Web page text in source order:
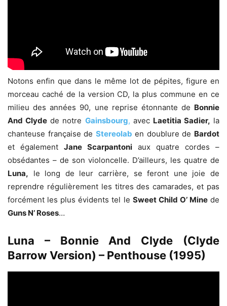
Notons enfin que dans le même lot de pépites, figure en
morceau caché de la version CD, la plus commune en ce
milieu des années 90, une reprise étonnante de Bonnie
And Clyde de notre Gainsbourg, avec Laetitia Sadier, la
chanteuse française de Stereolab en doublure de Bardot
et également Jane Scarpantoni aux quatre cordes –
obsédantes – de son violoncelle. D’ailleurs, les quatre de
Luna, le long de leur carrière, se feront une joie de
reprendre régulièrement les titres des camarades, et pas
forcément les plus évidents tel le Sweet Child O’ Minede
Guns N’ Roses…
Luna – Bonnie And Clyde (Clyde
Barrow Version) – Penthouse (1995)